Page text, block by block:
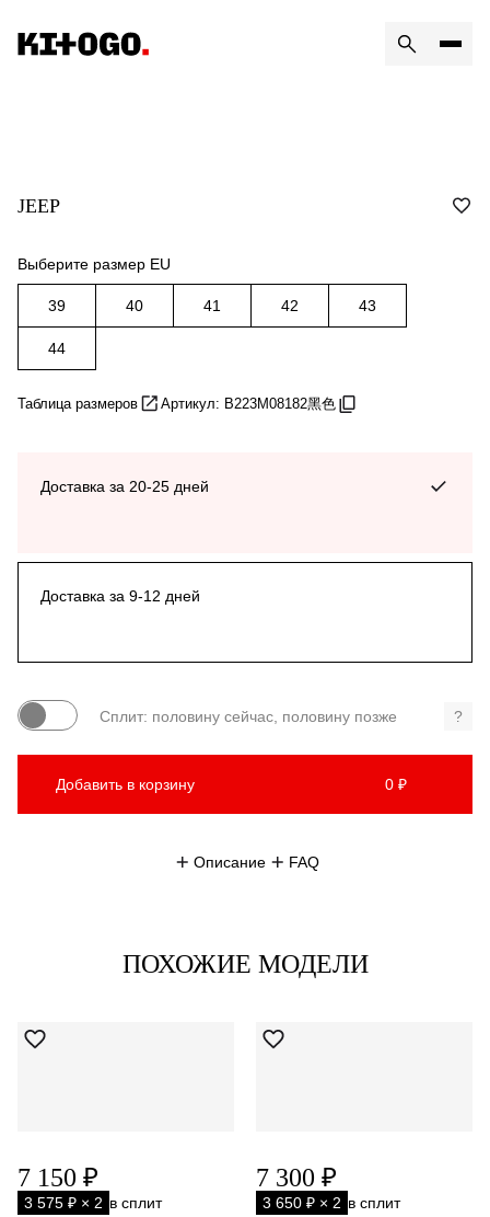
JEEP
Выберите размер EU
39 40 41 42 43
44
Таблица размеров Артикул: B223M08182黑色
Доставка за 20-25 дней
Доставка за 9-12 дней
Сплит: половину сейчас, половину позже ?
Добавить в корзину 0 ₽
Описание FAQ
ПОХОЖИЕ МОДЕЛИ
7 150 ₽
3 575 ₽ × 2 в сплит
7 300 ₽
3 650 ₽ × 2 в сплит